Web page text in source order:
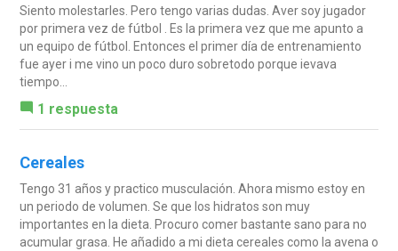
Siento molestarles. Pero tengo varias dudas. Aver soy jugador
por primera vez de fútbol . Es la primera vez que me apunto a
un equipo de fútbol. Entonces el primer día de entrenamiento
fue ayer i me vino un poco duro sobretodo porque ievava
tiempo...
1 respuesta
Cereales
Tengo 31 años y practico musculación. Ahora mismo estoy en
un periodo de volumen. Se que los hidratos son muy
importantes en la dieta. Procuro comer bastante sano para no
acumular grasa. He añadido a mi dieta cereales como la avena o